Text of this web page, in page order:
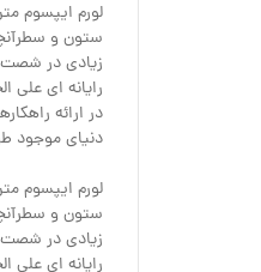
لورم ایپسوم
ستون و
زیادی در شصت
رایانه ای
در ارائه
دنیای موجود
لورم ایپسوم
ستون و
زیادی در شصت
رایانه ای